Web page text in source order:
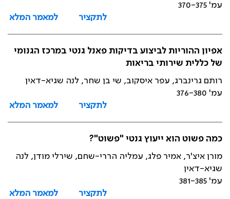
עמ' 370-375
לתקציר
למאמר המלא
אפיון ההוריות לביצוע בדיקות פאנל גנטי במרכז הגנומי
של כללית שירותי בריאות
רותם גרינברג, עפר איסקוב, שי בן שחר, לנה שגיא-דאין
עמ' 376-380
לתקציר
למאמר המלא
כמה פשוט הוא ייעוץ גנטי "פשוט"?
מורן איצ'ר, אמיר פלג, עמליה הררי-שחם, שירלי מודן, לנה
שגיא-דאין
עמ' 381-385
לתקציר
למאמר המלא